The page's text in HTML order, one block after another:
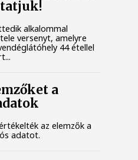
alkalommal
versenyt, amelyre
44 étellel
a
az elemzők a
adatot.